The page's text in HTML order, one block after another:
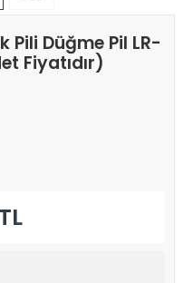
Düğme Pil LR-
Fiyatıdır)